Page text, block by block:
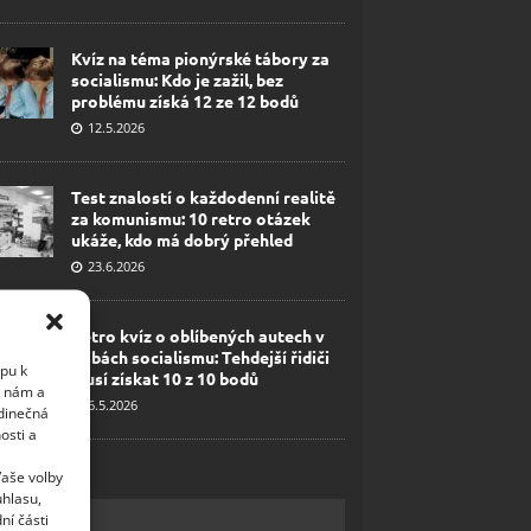
k
a
a
volby
části
Kvíz na téma pionýrské tábory za
socialismu: Kdo je zažil, bez
problému získá 12 ze 12 bodů
12.5.2026
Test znalostí o každodenní realitě
za komunismu: 10 retro otázek
ukáže, kdo má dobrý přehled
23.6.2026
Retro kvíz o oblíbených autech v
dobách socialismu: Tehdejší řidiči
musí získat 10 z 10 bodů
6.5.2026